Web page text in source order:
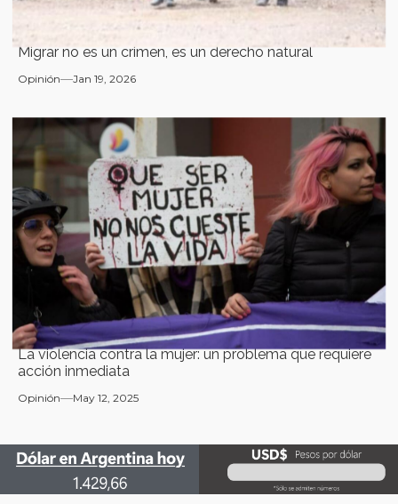
Migrar no es un crimen, es un derecho natural
Opinión Jan 19, 2026
La violencia contra la mujer: un problema que requiere
acción inmediata
Opinión May 12, 2025